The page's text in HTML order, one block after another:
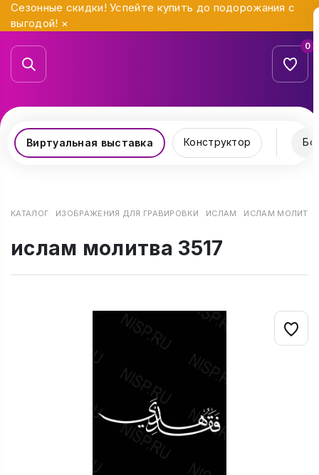
Сезонные скидки! Успейте купить до подорожания с
выгодой! ×
0
Виртуальная выставка Конструктор
КАТАЛОГ ИЗОБРАЖЕНИЯ ДЛЯ ГРАВИРОВКИ ИСЛАМ ИСЛАМ МОЛИТВА
ислам молитва 3517